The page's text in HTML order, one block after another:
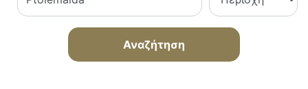
Αναζήτηση